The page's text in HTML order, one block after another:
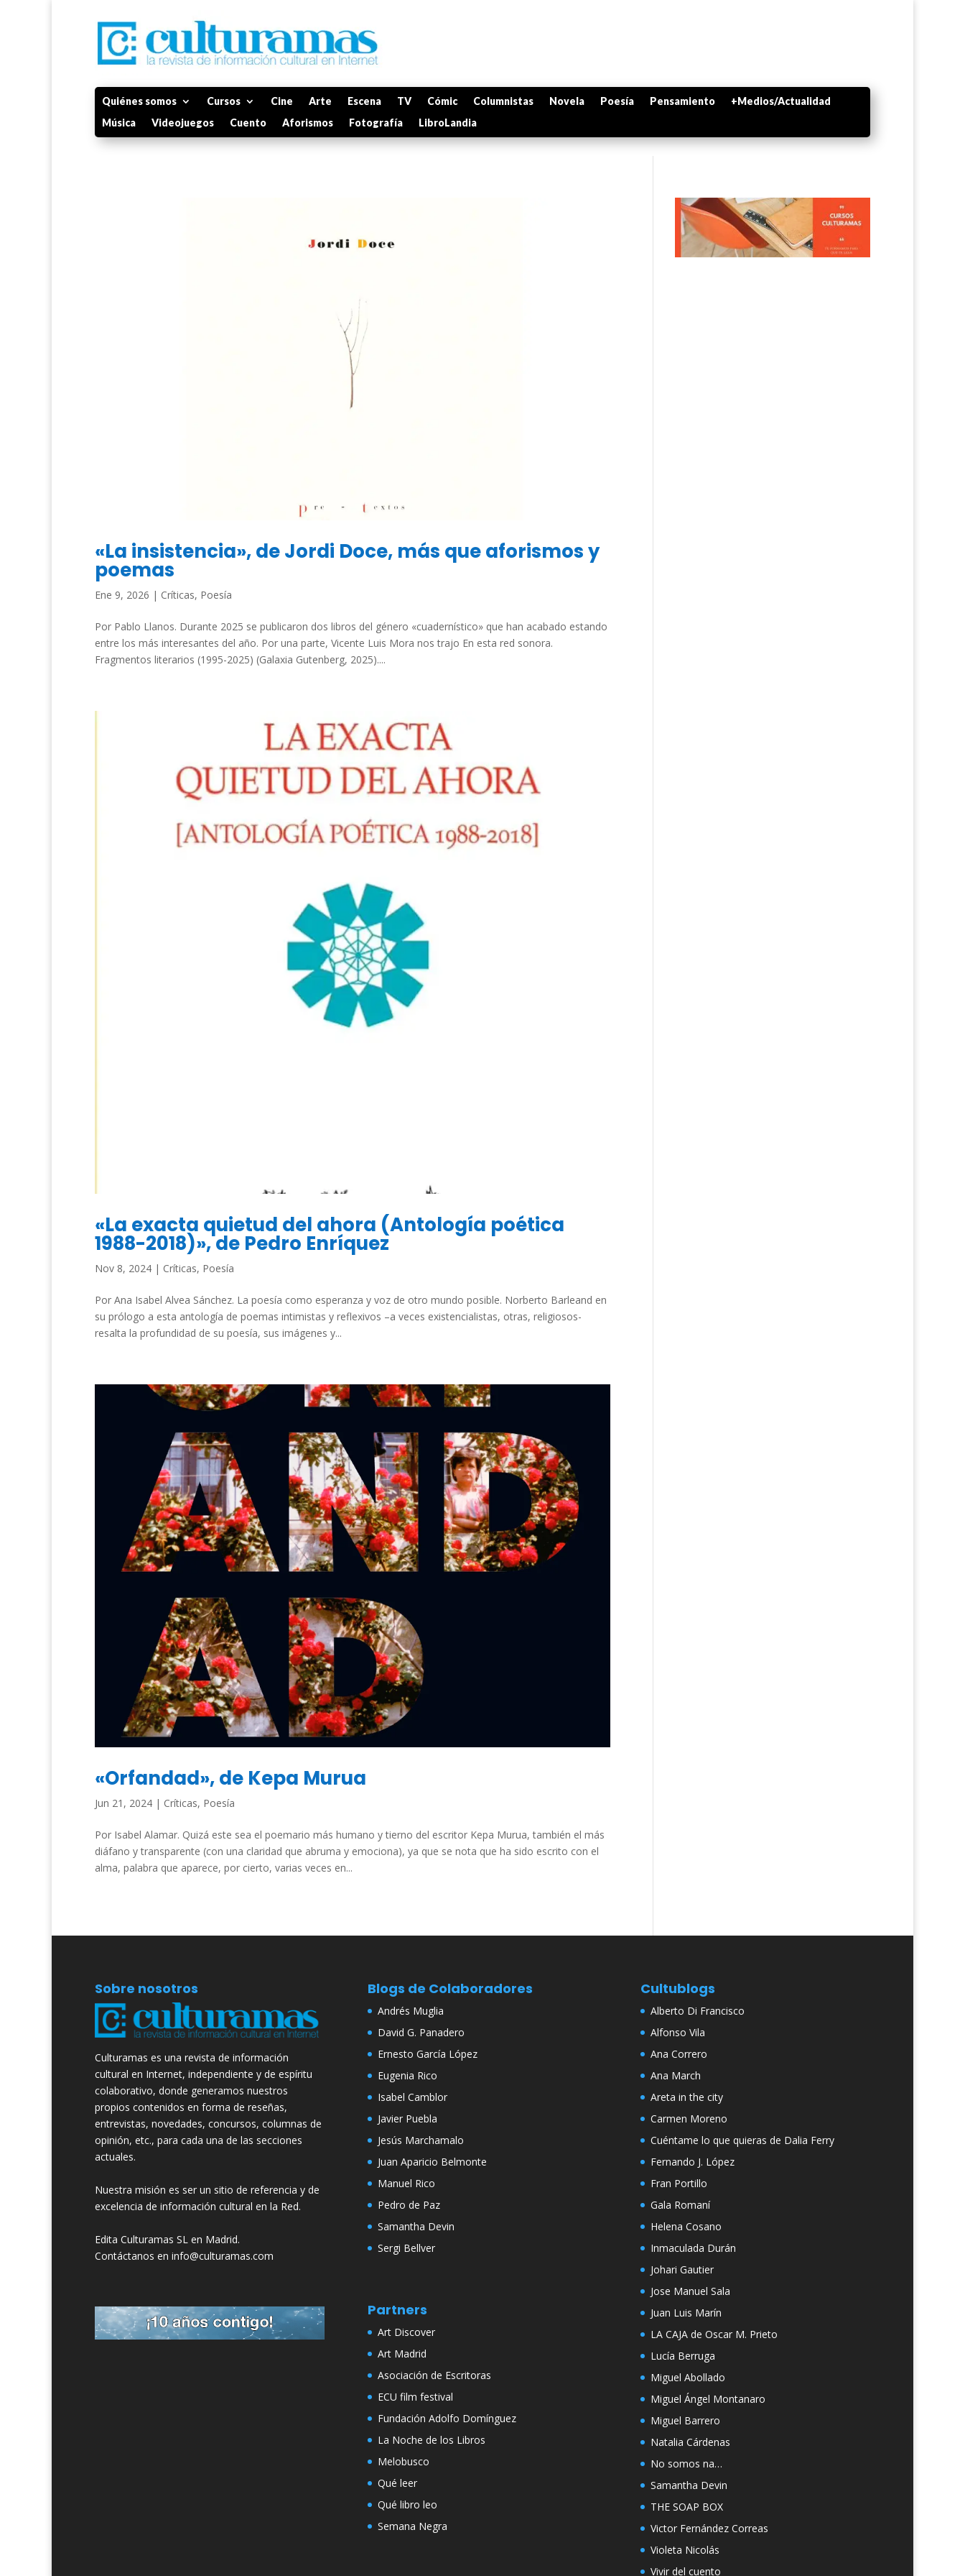
Quiénes somos Cursos Cine Arte Escena TV Cómic Columnistas Novela Poesía Pensamiento
+Medios/Actualidad
Música
Videojuegos Cuento Aforismos Fotografía LibroLandia
«La insistencia», de Jordi Doce, más que aforismos y
poemas
Ene 9, 2026 | Críticas, Poesía
Por Pablo Llanos. Durante 2025 se publicaron dos libros del género «cuadernístico» que han acabado estando
entre los más interesantes del año. Por una parte, Vicente Luis Mora nos trajo En esta red sonora.
Fragmentos literarios (1995-2025) (Galaxia Gutenberg, 2025)....
«La exacta quietud del ahora (Antología poética
1988-2018)», de Pedro Enríquez
Nov 8, 2024 | Críticas, Poesía
Por Ana Isabel Alvea Sánchez. La poesía como esperanza y voz de otro mundo posible. Norberto Barleand en
su prólogo a esta antología de poemas intimistas y reflexivos –a veces existencialistas, otras, religiosos-
resalta la profundidad de su poesía, sus imágenes y...
«Orfandad», de Kepa Murua
Jun 21, 2024 | Críticas, Poesía
Por Isabel Alamar. Quizá este sea el poemario más humano y tierno del escritor Kepa Murua, también el más
diáfano y transparente (con una claridad que abruma y emociona), ya que se nota que ha sido escrito con el
alma, palabra que aparece, por cierto, varias veces en...
Sobre nosotros
Culturamas es una revista de información
cultural en Internet, independiente y de espíritu
colaborativo, donde generamos nuestros
propios contenidos en forma de reseñas,
entrevistas, novedades, concursos, columnas de
opinión, etc., para cada una de las secciones
actuales.
Nuestra misión es ser un sitio de referencia y de
excelencia de información cultural en la Red.
Edita Culturamas SL en Madrid.
Contáctanos en info@culturamas.com
Blogs de Colaboradores
Andrés Muglia
David G. Panadero
Ernesto García López
Eugenia Rico
Isabel Camblor
Javier Puebla
Jesús Marchamalo
Juan Aparicio Belmonte
Manuel Rico
Pedro de Paz
Samantha Devin
Sergi Bellver
Partners
Art Discover
Art Madrid
Asociación de Escritoras
ECU film festival
Fundación Adolfo Domínguez
La Noche de los Libros
Melobusco
Qué leer
Qué libro leo
Semana Negra
Cultublogs
Alberto Di Francisco
Alfonso Vila
Ana Correro
Ana March
Areta in the city
Carmen Moreno
Cuéntame lo que quieras de Dalia Ferry
Fernando J. López
Fran Portillo
Gala Romaní
Helena Cosano
Inmaculada Durán
Johari Gautier
Jose Manuel Sala
Juan Luis Marín
LA CAJA de Oscar M. Prieto
Lucía Berruga
Miguel Abollado
Miguel Ángel Montanaro
Miguel Barrero
Natalia Cárdenas
No somos na…
Samantha Devin
THE SOAP BOX
Victor Fernández Correas
Violeta Nicolás
Vivir del cuento